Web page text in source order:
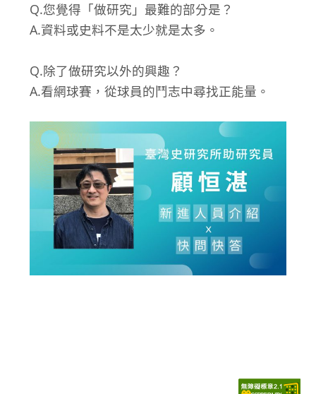
Q.您覺得「做研究」最難的部分是？
A.資料或史料不是太少就是太多。
Q.除了做研究以外的興趣？
A.看網球賽，從球員的鬥志中尋找正能量。